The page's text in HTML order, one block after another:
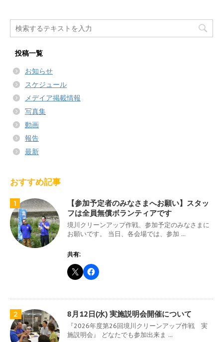
投稿一覧
お知らせ
スケジュール
メデイア掲載情報
写真集
動画
報告
最新
おすすめ記事
1
【参加予定者のみなさまへお願い】スタッ
フは全員無償ボランティアです
境川クリーンアップ作戦、参加予定のみなさまに
お願いです。 当日、各会場では、参加 ...
共有:
2 8月12日(水) 実施説明会開催について
『2026年度第26回境川クリーンアップ作戦 実
施説明会』 どなたでも参加出来ま ...